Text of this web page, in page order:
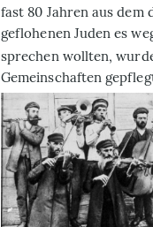
fast 80 Jahren aus dem
geflohenen Juden es
sprechen wollten,
Gemeinschaften